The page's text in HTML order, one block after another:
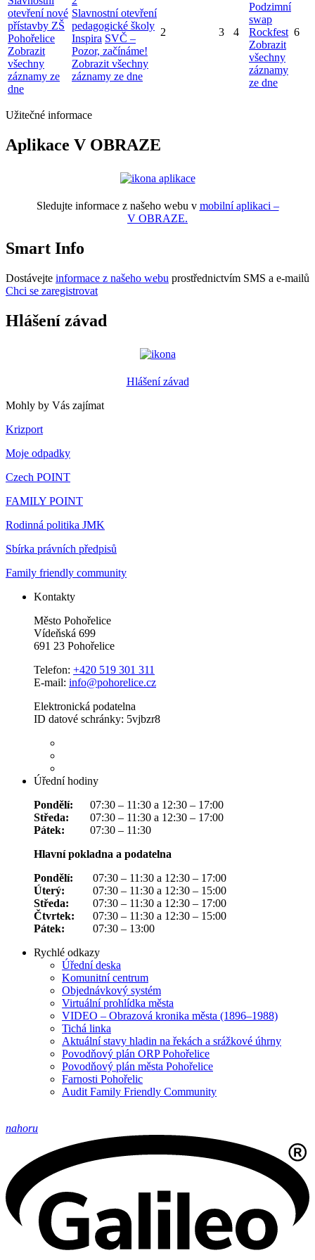
otevření nové
přístavby ZŠ
Pohořelice
Zobrazit
všechny
záznamy ze
dne
Slavnostní otevření
pedagogické školy
Inspira SVČ –
Pozor, začínáme!
Zobrazit všechny
záznamy ze dne
2 3 4
Podzimní
swap
Rockfest
Zobrazit
všechny
záznamy
ze dne
6
Užitečné informace
Aplikace V OBRAZE
Sledujte informace z našeho webu v mobilní aplikaci –
V OBRAZE.
Smart Info
Dostávejte informace z našeho webu prostřednictvím SMS a e-mailů
Chci se zaregistrovat
Hlášení závad
Hlášení závad
Mohly by Vás zajímat
Krizport
Moje odpadky
Czech POINT
FAMILY POINT
Rodinná politika JMK
Sbírka právních předpisů
Family friendly community
Kontakty
Město Pohořelice
Vídeňská 699
691 23 Pohořelice
Telefon: +420 519 301 311
E-mail: info@pohorelice.cz
Elektronická podatelna
ID datové schránky: 5vjbzr8
Úřední hodiny
Pondělí:
07:30 – 11:30 a 12:30 – 17:00
Středa:
07:30 – 11:30 a 12:30 – 17:00
Pátek:
07:30 – 11:30
Hlavní pokladna a podatelna
Pondělí:
07:30 – 11:30 a 12:30 – 17:00
Úterý:
07:30 – 11:30 a 12:30 – 15:00
Středa:
07:30 – 11:30 a 12:30 – 17:00
Čtvrtek:
07:30 – 11:30 a 12:30 – 15:00
Pátek:
07:30 – 13:00
Rychlé odkazy
Úřední deska
Komunitní centrum
Objednávkový systém
Virtuální prohlídka města
VIDEO – Obrazová kronika města (1896–1988)
Tichá linka
Aktuální stavy hladin na řekách a srážkové úhrny
Povodňový plán ORP Pohořelice
Povodňový plán města Pohořelice
Farnosti Pohořelic
Audit Family Friendly Community
nahoru